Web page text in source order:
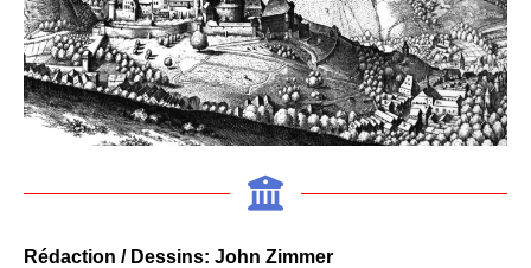
Rédaction / Dessins: John Zimmer